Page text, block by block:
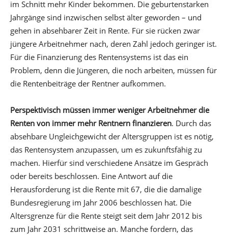
im Schnitt mehr Kinder bekommen. Die geburtenstarken
Jahrgänge sind inzwischen selbst älter geworden – und
gehen in absehbarer Zeit in Rente. Für sie rücken zwar
jüngere Arbeitnehmer nach, deren Zahl jedoch geringer ist.
Für die Finanzierung des Rentensystems ist das ein
Problem, denn die Jüngeren, die noch arbeiten, müssen für
die Rentenbeiträge der Rentner aufkommen.
Perspektivisch müssen immer weniger Arbeitnehmer die
Renten von immer mehr Rentnern finanzieren. Durch das
absehbare Ungleichgewicht der Altersgruppen ist es nötig,
das Rentensystem anzupassen, um es zukunftsfähig zu
machen. Hierfür sind verschiedene Ansätze im Gespräch
oder bereits beschlossen. Eine Antwort auf die
Herausforderung ist die Rente mit 67, die die damalige
Bundesregierung im Jahr 2006 beschlossen hat. Die
Altersgrenze für die Rente steigt seit dem Jahr 2012 bis
zum Jahr 2031 schrittweise an. Manche fordern, das